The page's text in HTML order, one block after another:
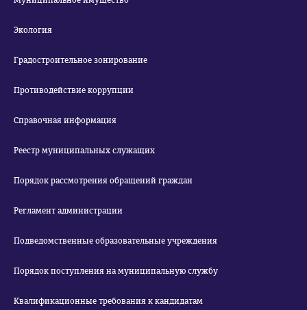
Экология
Градостроительное зонирование
Противодействие коррупции
Справочная информация
Реестр муниципальных служащих
Порядок рассмотрения обращений граждан
Регламент администрации
Подведомственные образовательные учреждения
Порядок поступления на муниципальную службу
Квалификационные требования к кандидатам